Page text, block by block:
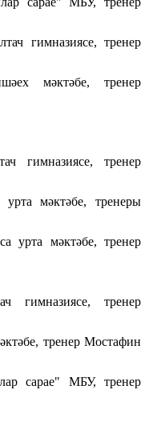
гимназиясе, тренер
мәктәбе, тренер
гимназиясе, тренер
мәктәбе, тренеры
урта мәктәбе, тренер
гимназиясе, тренер
тренер Мостафин
сарае" МБУ, тренер